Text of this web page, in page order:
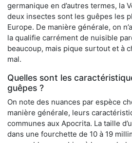
germanique en d’autres termes, la
deux insectes sont les guêpes les
Europe. De manière générale, on
la qualifie carrément de nuisible
beaucoup, mais pique surtout et à
mal.
Quelles sont les
guêpes ?
On note des nuances par espèce
manière générale, leurs
communes aux Apocrita. La taille
dans une fourchette de 10 à 19